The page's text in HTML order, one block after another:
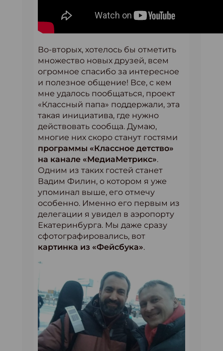
Во-вторых, хотелось бы отметить
множество новых друзей, всем
огромное спасибо за интересное
и полезное общение! Все, с кем
мне удалось пообщаться, проект
«Классный папа» поддержали, эта
такая инициатива, где нужно
действовать сообща. Думаю,
многие них скоро станут гостями
программы «Классное детство»
на канале «МедиаМетрикс».
Одним из таких гостей станет
Вадим Филин, о котором я уже
упоминал выше, его отмечу
особенно. Именно его первым из
делегации я увидел в аэропорту
Екатеринбурга. Мы даже сразу
сфотографировались, вот
картинка из «Фейсбука».